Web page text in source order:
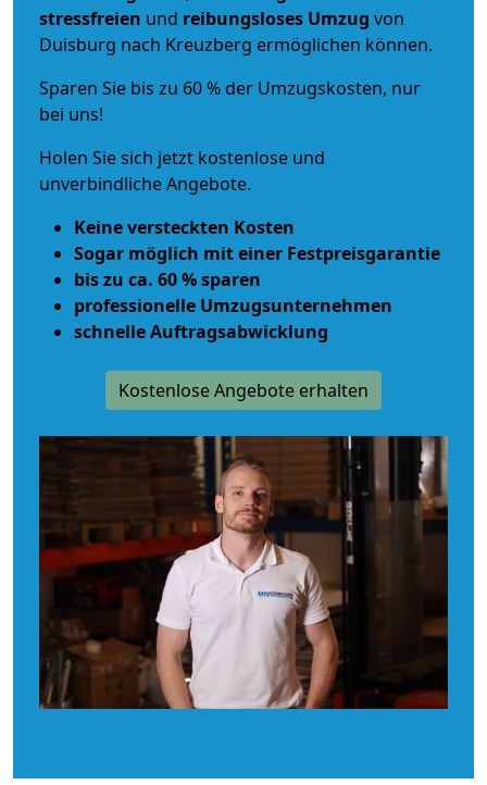
stressfreien und reibungsloses Umzug von
Duisburg nach Kreuzberg ermöglichen können.
Sparen Sie bis zu 60 % der Umzugskosten, nur
bei uns!
Holen Sie sich jetzt kostenlose und
unverbindliche Angebote.
Keine versteckten Kosten
Sogar möglich mit einer Festpreisgarantie
bis zu ca. 60 % sparen
professionelle Umzugsunternehmen
schnelle Auftragsabwicklung
Kostenlose Angebote erhalten